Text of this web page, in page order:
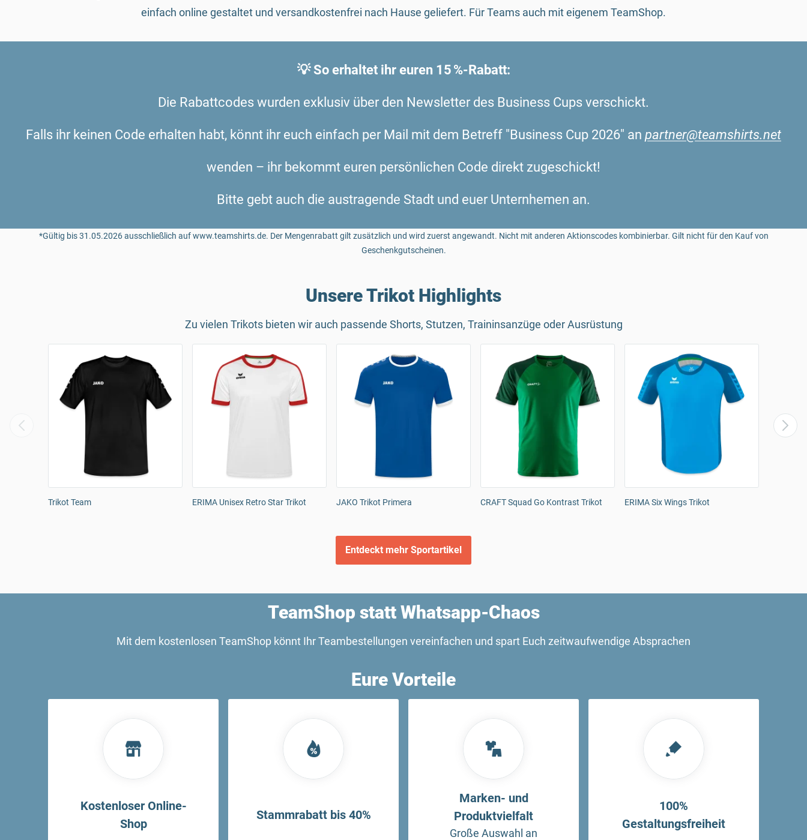
einfach online gestaltet und versandkostenfrei nach Hause geliefert. Für Teams auch mit eigenem TeamShop.
💡 So erhaltet ihr euren 15 %-Rabatt:
Die Rabattcodes wurden exklusiv über den Newsletter des Business Cups verschickt.
Falls ihr keinen Code erhalten habt, könnt ihr euch einfach per Mail mit dem Betreff "Business Cup 2026" an partner@teamshirts.net
wenden – ihr bekommt euren persönlichen Code direkt zugeschickt!
Bitte gebt auch die austragende Stadt und euer Unternhemen an.
*Gültig bis 31.05.2026 ausschließlich auf www.teamshirts.de. Der Mengenrabatt gilt zusätzlich und wird zuerst angewandt. Nicht mit anderen Aktionscodes kombinierbar. Gilt nicht für den Kauf von
Geschenkgutscheinen.
Unsere Trikot Highlights
Zu vielen Trikots bieten wir auch passende Shorts, Stutzen, Traininsanzüge oder Ausrüstung
Trikot Team ERIMA Unisex Retro Star Trikot JAKO Trikot Primera CRAFT Squad Go Kontrast Trikot ERIMA Six Wings Trikot
Entdeckt mehr Sportartikel
TeamShop statt Whatsapp-Chaos
Mit dem kostenlosen TeamShop könnt Ihr Teambestellungen vereinfachen und spart Euch zeitwaufwendige Absprachen
Eure Vorteile
Kostenloser Online-
Shop
Stammrabatt bis 40%
Marken- und
Produktvielfalt
Große Auswahl an
100%
Gestaltungsfreiheit